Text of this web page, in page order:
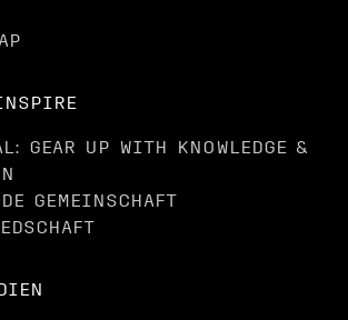
GEAR UP WITH KNOWLEDGE &
GEMEINSCHAFT